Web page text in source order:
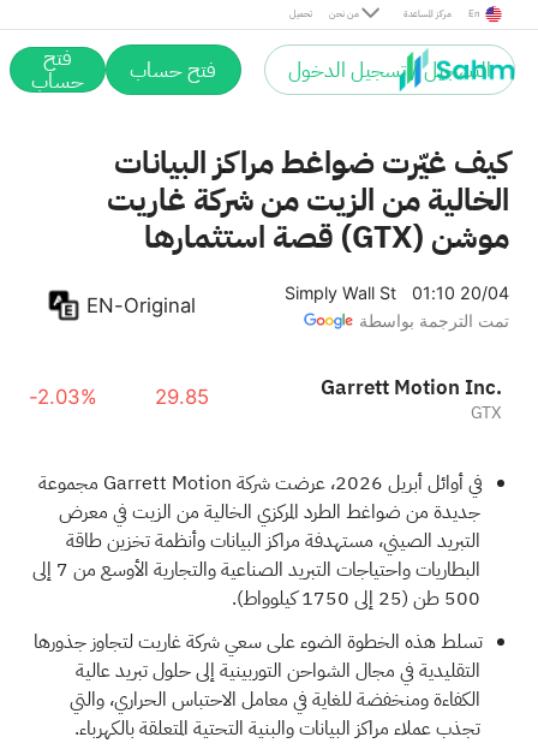
تحميل من نحن مركز المساعدة En
التسجيل / تسجيل الدخول فتح حساب فتح
حساب
كيف غيّرت ضواغط مراكز البيانات
الخالية من الزيت من شركة غاريت
موشن (GTX) قصة استثمارها
Simply Wall St
01:10 20/04
تمت الترجمة بواسطة
EN-Original
Garrett Motion Inc.
GTX
29.85
-2.03%
في أوائل أبريل 2026، عرضت شركة Garrett Motion مجموعة
جديدة من ضواغط الطرد المركزي الخالية من الزيت في معرض
التبريد الصيني، مستهدفة مراكز البيانات وأنظمة تخزين طاقة
البطاريات واحتياجات التبريد الصناعية والتجارية الأوسع من 7 إلى
500 طن (25 إلى 1750 كيلوواط).
تسلط هذه الخطوة الضوء على سعي شركة غاريت لتجاوز جذورها
التقليدية في مجال الشواحن التوربينية إلى حلول تبريد عالية
الكفاءة ومنخفضة للغاية في معامل الاحتباس الحراري، والتي
تجذب عملاء مراكز البيانات والبنية التحتية المتعلقة بالكهرباء.